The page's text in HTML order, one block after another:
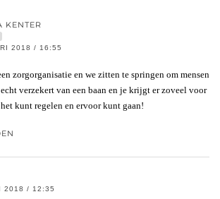
KENTER
2018 / 16:55
zorgorganisatie en we zitten te springen om mensen
verzekert van een baan en je krijgt er zoveel voor
kunt regelen en ervoor kunt gaan!
2018 / 12:35